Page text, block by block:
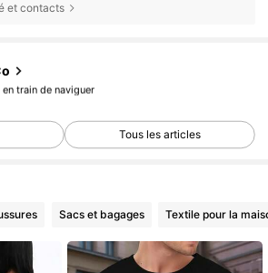
et contacts
en train de naviguer
Tous les articles
Sacs et bagages Textile pour la